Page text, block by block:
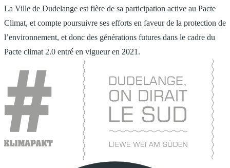
La Ville de Dudelange est fière de sa participation active au Pacte
Climat, et compte poursuivre ses efforts en faveur de la protection de
l’environnement, et donc des générations futures dans le cadre du
Pacte climat 2.0 entré en vigueur en 2021.